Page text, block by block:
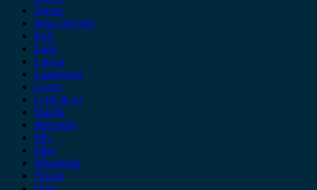
Jaguar
Jeep Chrysler
KIA
Lada
Lancia
Leapmotor
Lexus
Lynk & co
Mazda
Mercedes
MG
Mini
Mitsubishi
Nissan